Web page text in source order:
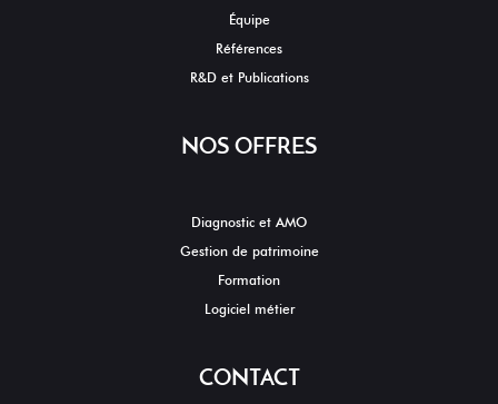
Équipe
Références
R&D et Publications
NOS OFFRES
Diagnostic et AMO
Gestion de patrimoine
Formation
Logiciel métier
CONTACT